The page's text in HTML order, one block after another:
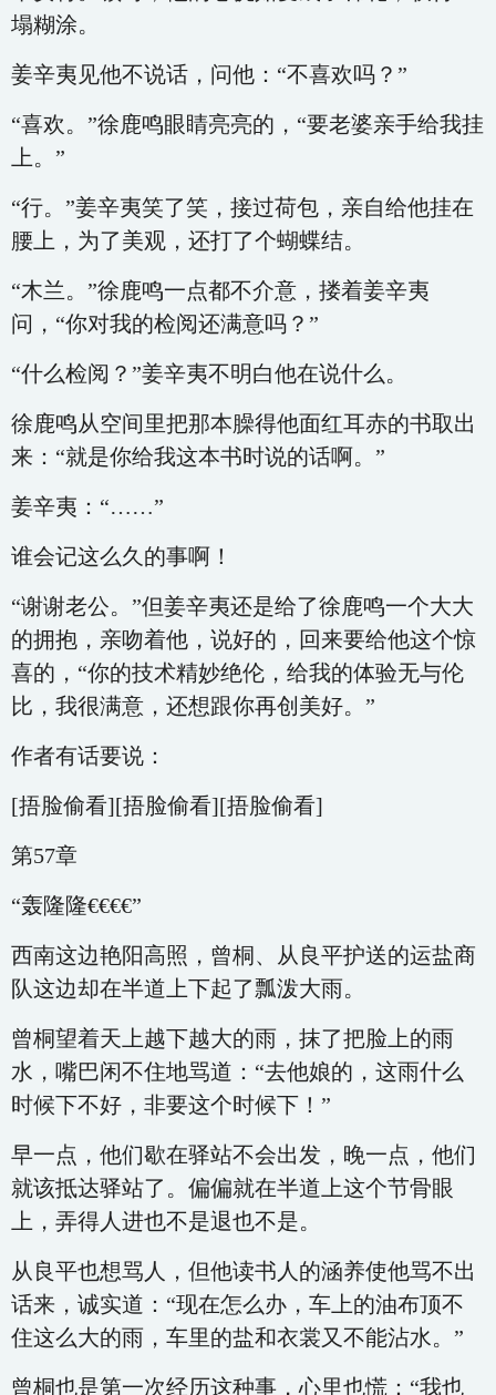
塌糊涂。
姜辛夷见他不说话，问他：“不喜欢吗？”
“喜欢。”徐鹿鸣眼睛亮亮的，“要老婆亲手给我挂
上。”
“行。”姜辛夷笑了笑，接过荷包，亲自给他挂在
腰上，为了美观，还打了个蝴蝶结。
“木兰。”徐鹿鸣一点都不介意，搂着姜辛夷
问，“你对我的检阅还满意吗？”
“什么检阅？”姜辛夷不明白他在说什么。
徐鹿鸣从空间里把那本臊得他面红耳赤的书取出
来：“就是你给我这本书时说的话啊。”
姜辛夷：“……”
谁会记这么久的事啊！
“谢谢老公。”但姜辛夷还是给了徐鹿鸣一个大大
的拥抱，亲吻着他，说好的，回来要给他这个惊
喜的，“你的技术精妙绝伦，给我的体验无与伦
比，我很满意，还想跟你再创美好。”
作者有话要说：
[捂脸偷看][捂脸偷看][捂脸偷看]
第57章
“轰隆隆€€€€”
西南这边艳阳高照，曾桐、从良平护送的运盐商
队这边却在半道上下起了瓢泼大雨。
曾桐望着天上越下越大的雨，抹了把脸上的雨
水，嘴巴闲不住地骂道：“去他娘的，这雨什么
时候下不好，非要这个时候下！”
早一点，他们歇在驿站不会出发，晚一点，他们
就该抵达驿站了。偏偏就在半道上这个节骨眼
上，弄得人进也不是退也不是。
从良平也想骂人，但他读书人的涵养使他骂不出
话来，诚实道：“现在怎么办，车上的油布顶不
住这么大的雨，车里的盐和衣裳又不能沾水。”
曾桐也是第一次经历这种事，心里也慌：“我也